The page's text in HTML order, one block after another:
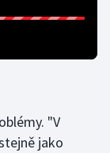
"V
jako